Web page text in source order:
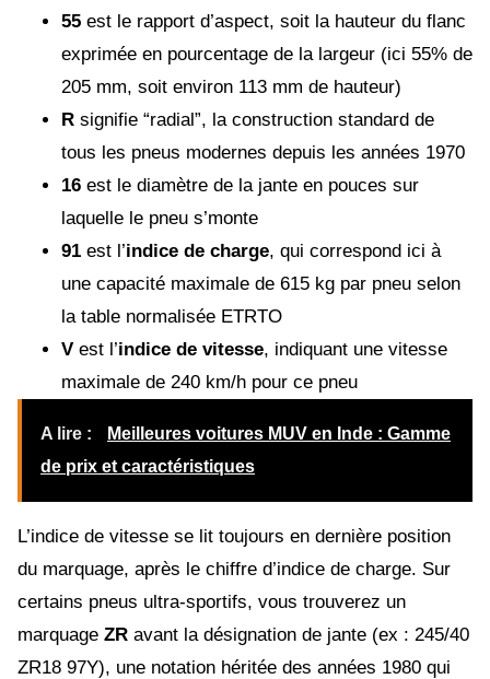
55 est le rapport d’aspect, soit la hauteur du flanc
exprimée en pourcentage de la largeur (ici 55% de
205 mm, soit environ 113 mm de hauteur)
R signifie “radial”, la construction standard de
tous les pneus modernes depuis les années 1970
16 est le diamètre de la jante en pouces sur
laquelle le pneu s’monte
91 est l’indice de charge, qui correspond ici à
une capacité maximale de 615 kg par pneu selon
la table normalisée ETRTO
V est l’indice de vitesse, indiquant une vitesse
maximale de 240 km/h pour ce pneu
A lire :
Meilleures voitures MUV en Inde : Gamme
de prix et caractéristiques
L’indice de vitesse se lit toujours en dernière position
du marquage, après le chiffre d’indice de charge. Sur
certains pneus ultra-sportifs, vous trouverez un
marquage ZR avant la désignation de jante (ex : 245/40
ZR18 97Y), une notation héritée des années 1980 qui